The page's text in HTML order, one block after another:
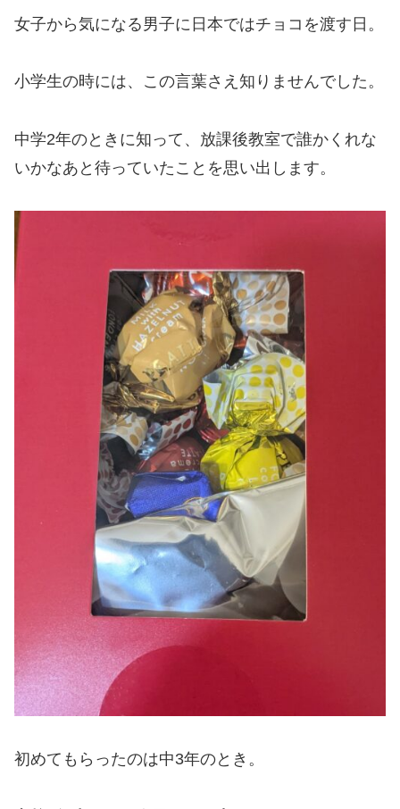
女子から気になる男子に日本ではチョコを渡す日。
小学生の時には、この言葉さえ知りませんでした。
中学2年のときに知って、放課後教室で誰かくれな
いかなあと待っていたことを思い出します。
初めてもらったのは中3年のとき。